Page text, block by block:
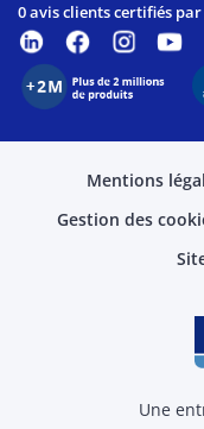
0 avis clients certifiés par
Mentions
Gestion des
Une